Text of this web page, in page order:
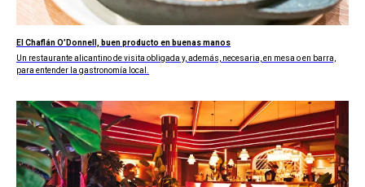
El Chaflán O’Donnell, buen producto en buenas manos
Un restaurante alicantino de visita obligada y, además, necesaria, en mesa o en barra,
para entender la gastronomía local.